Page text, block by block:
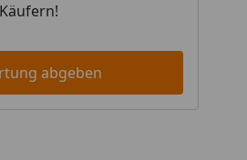
abgeben